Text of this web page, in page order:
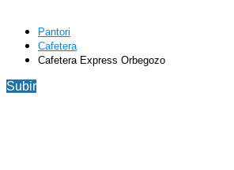
Pantori
Cafetera
Cafetera Express Orbegozo
Subir